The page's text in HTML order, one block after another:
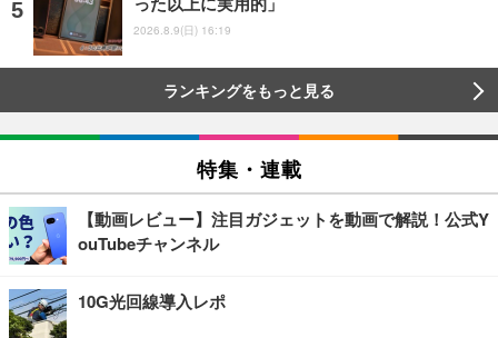
2026.8.9(日) 16:19
ランキングをもっと見る
特集・連載
【動画レビュー】注目ガジェットを動画で解説！公式Y
ouTubeチャンネル
10G光回線導入レポ